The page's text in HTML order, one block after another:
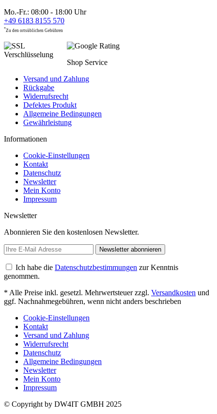
Mo.-Fr.: 08:00 - 18:00 Uhr
+49 6183 8155 570
*Zu den ortsüblichen Gebühren
Shop Service
Versand und Zahlung
Rückgabe
Widerrufsrecht
Defektes Produkt
Allgemeine Bedingungen
Gewährleistung
Informationen
Cookie-Einstellungen
Kontakt
Datenschutz
Newsletter
Mein Konto
Impressum
Newsletter
Abonnieren Sie den kostenlosen Newsletter.
Newsletter abonnieren
Ich habe die Datenschutzbestimmungen zur Kenntnis
genommen.
* Alle Preise inkl. gesetzl. Mehrwertsteuer zzgl. Versandkosten und
ggf. Nachnahmegebühren, wenn nicht anders beschrieben
Cookie-Einstellungen
Kontakt
Versand und Zahlung
Widerrufsrecht
Datenschutz
Allgemeine Bedingungen
Newsletter
Mein Konto
Impressum
© Copyright by DW4IT GMBH 2025